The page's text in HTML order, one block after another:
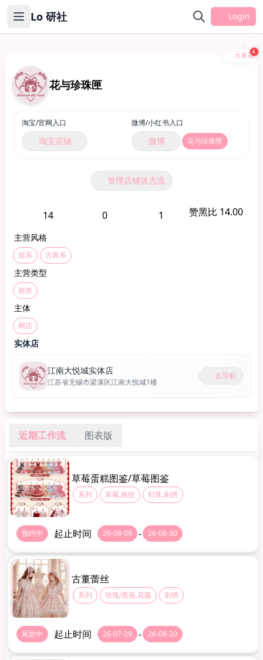
Lo 研社 Login
大事记6
花与珍珠匣
淘宝/官网入口
淘宝店铺
微博/小红书入口
微博 花与珍珠匣
管理店铺状态流
14 0 1 赞黑比 14.00
主营风格
甜系 古典系
主营类型
裙类
主体
网店
实体店
江南大悦城实体店
江苏省无锡市梁溪区江南大悦城1楼
去导航
近期工作流 图表版
草莓蛋糕图鉴/草莓图鉴
系列 草莓,格纹 钉珠,刺绣
预约中 起止时间 26-08-09 - 26-08-30
古董蕾丝
系列 玫瑰/蔷薇,花藤 刺绣
尾款中 起止时间 26-07-29 - 26-08-20